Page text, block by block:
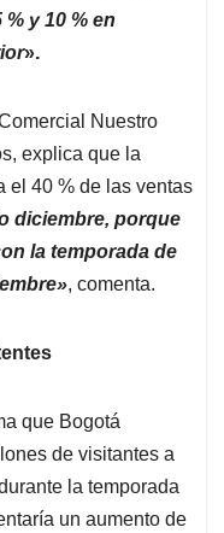
y 10 % en
».
Nuestro
explica que la
el 40 % de las ventas
diciembre, porque
la temporada de
, comenta.
que Bogotá
de visitantes a
la temporada
un aumento de